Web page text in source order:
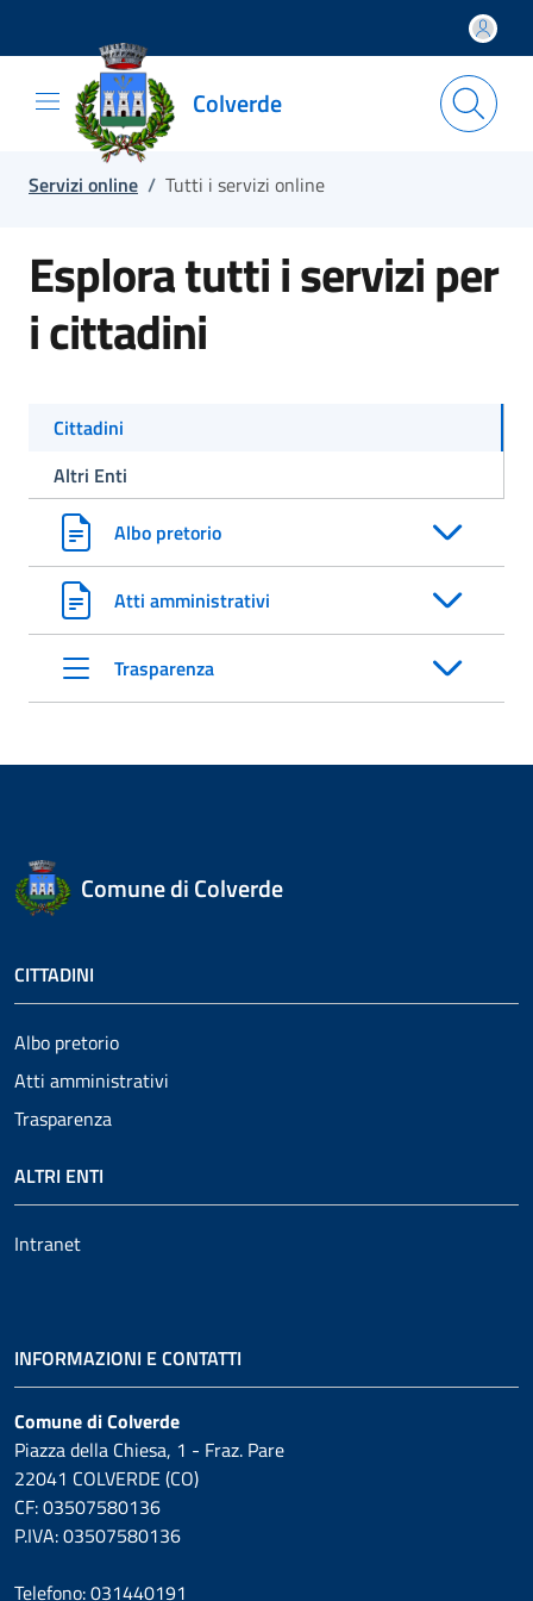
Salta e vai al contenuto
Salta e vai al footer
Colverde
Servizi online / Tutti i servizi online
Esplora tutti i servizi per
i cittadini
Cittadini
Altri Enti
Albo pretorio
Atti amministrativi
Trasparenza
Comune di Colverde
CITTADINI
Albo pretorio
Atti amministrativi
Trasparenza
ALTRI ENTI
Intranet
INFORMAZIONI E CONTATTI
Comune di Colverde
Piazza della Chiesa, 1 - Fraz. Pare
22041 COLVERDE (CO)
CF: 03507580136
P.IVA: 03507580136
Telefono: 031440191